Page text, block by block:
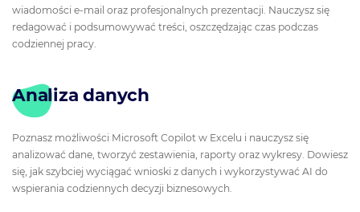
wiadomości e-mail oraz profesjonalnych prezentacji. Nauczysz się
redagować i podsumowywać treści, oszczędzając czas podczas
codziennej pracy.
Analiza danych
Poznasz możliwości Microsoft Copilot w Excelu i nauczysz się
analizować dane, tworzyć zestawienia, raporty oraz wykresy. Dowiesz
się, jak szybciej wyciągać wnioski z danych i wykorzystywać AI do
wspierania codziennych decyzji biznesowych.